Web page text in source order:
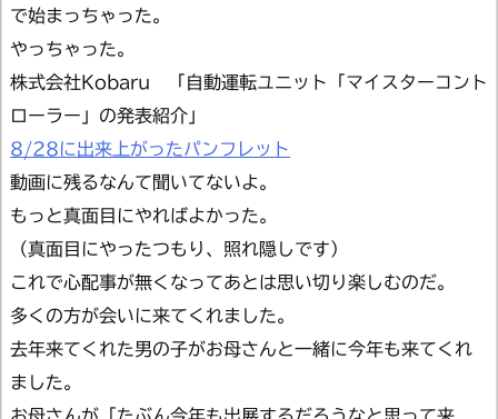
で始まっちゃった。
やっちゃった。
株式会社Kobaru 「自動運転ユニット「マイスターコント
ローラー」の発表紹介」
8/28に出来上がったパンフレット
動画に残るなんて聞いてないよ。
もっと真面目にやればよかった。
（真面目にやったつもり、照れ隠しです）
これで心配事が無くなってあとは思い切り楽しむのだ。
多くの方が会いに来てくれました。
去年来てくれた男の子がお母さんと一緒に今年も来てくれ
ました。